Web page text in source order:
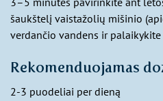
šaukštelį vaistažolių mišinio
verdančio vandens ir
Rekomenduojamas
2-3 puodeliai per dieną